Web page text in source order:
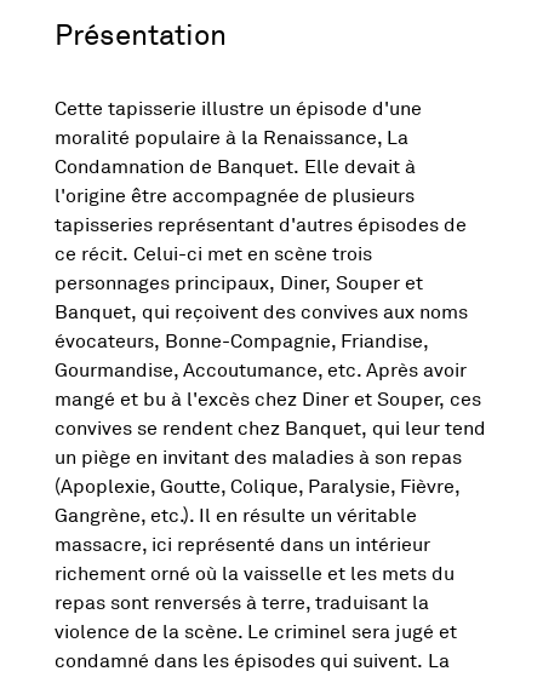
Présentation
Cette tapisserie illustre un épisode d'une
moralité populaire à la Renaissance, La
Condamnation de Banquet. Elle devait à
l'origine être accompagnée de plusieurs
tapisseries représentant d'autres épisodes de
ce récit. Celui-ci met en scène trois
personnages principaux, Diner, Souper et
Banquet, qui reçoivent des convives aux noms
évocateurs, Bonne-Compagnie, Friandise,
Gourmandise, Accoutumance, etc. Après avoir
mangé et bu à l'excès chez Diner et Souper, ces
convives se rendent chez Banquet, qui leur tend
un piège en invitant des maladies à son repas
(Apoplexie, Goutte, Colique, Paralysie, Fièvre,
Gangrène, etc.). Il en résulte un véritable
massacre, ici représenté dans un intérieur
richement orné où la vaisselle et les mets du
repas sont renversés à terre, traduisant la
violence de la scène. Le criminel sera jugé et
condamné dans les épisodes qui suivent. La